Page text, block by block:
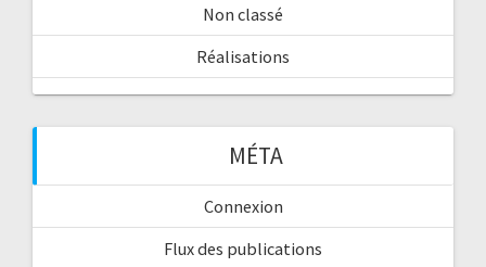
Non classé
Réalisations
MÉTA
Connexion
Flux des publications